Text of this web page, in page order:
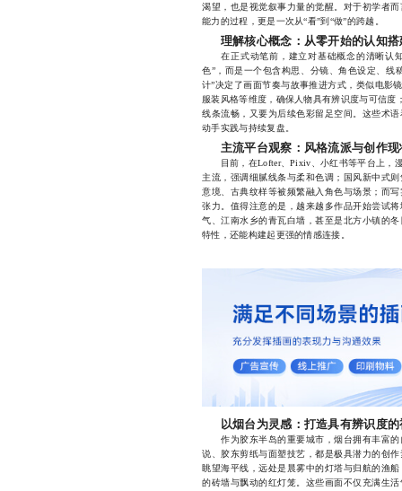
渴望，也是视觉叙事力量的觉醒。对于初学者
能力的过程，更是一次从“看”到“做”的跨越。
理解核心概念：从零开始的认知搭
在正式动笔前，建立对基础概念的清晰认
色”，而是一个包含构思、分镜、角色设定、线
计”决定了画面节奏与故事推进方式，类似电影
服装风格等维度，确保人物具有辨识度与可信度
线条流畅，又要为后续色彩留足空间。这些术
动手实践与持续复盘。
主流平台观察：风格流派与创作
目前，在Lofter、Pixiv、小红书等平台上，漫
主流，强调细腻线条与柔和色调；国风新中式
意境、古典纹样等被频繁融入角色与场景；而
张力。值得注意的是，越来越多作品开始尝试
气、江南水乡的青瓦白墙，甚至是北方小镇的
特性，还能构建起更强的情感连接。
以烟台为灵感：打造具有辨识度
作为胶东半岛的重要城市，烟台拥有丰富的
说、胶东剪纸与面塑技艺，都是极具潜力的创
眺望海平线，远处是晨雾中的灯塔与归航的渔
的砖墙与飘动的红灯笼。这些画面不仅充满生